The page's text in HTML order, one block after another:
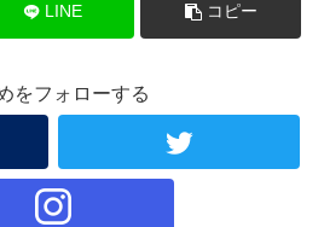
LINE コピー
をフォローする